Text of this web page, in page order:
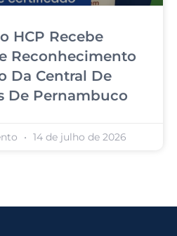
HCP Recebe
Reconhecimento
Da Central De
De Pernambuco
14 de julho de 2026